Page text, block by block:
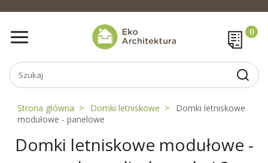
Strona główna Domki letniskowe
Domki letniskowe
modułowe - panelowe
Domki letniskowe modułowe -